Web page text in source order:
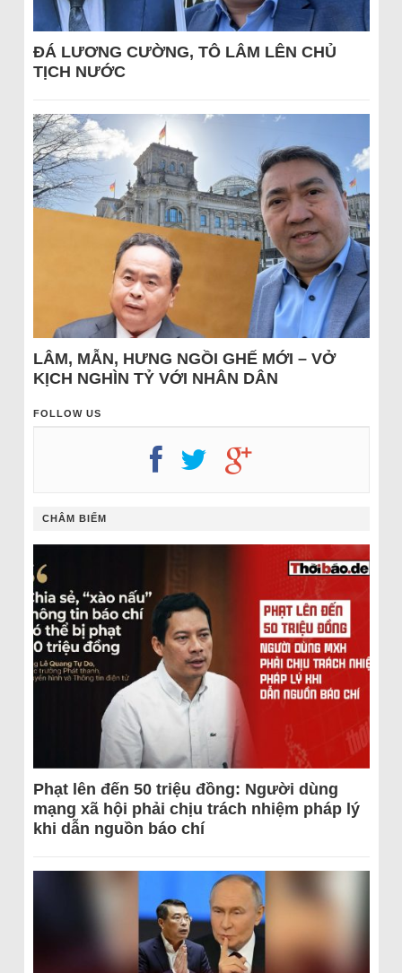
ĐÁ LƯƠNG CƯỜNG, TÔ LÂM LÊN CHỦ
TỊCH NƯỚC
LÂM, MẪN, HƯNG NGỒI GHẾ MỚI – VỞ
KỊCH NGHÌN TỶ VỚI NHÂN DÂN
FOLLOW US
CHÂM BIẾM
Phạt lên đến 50 triệu đồng: Người dùng
mạng xã hội phải chịu trách nhiệm pháp lý
khi dẫn nguồn báo chí